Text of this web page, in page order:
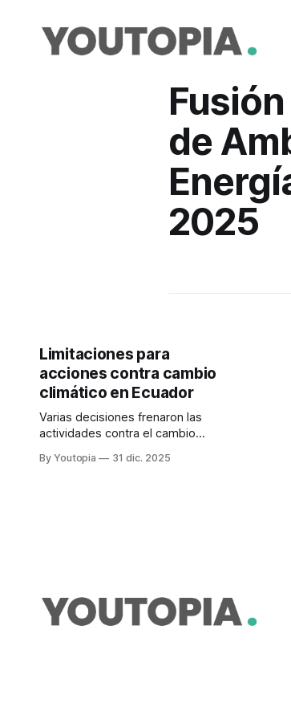
de
2025
Limitaciones para
acciones contra cambio
climático en Ecuador
Varias decisiones frenaron las
actividades contra el cambio
ecosistemas. Una de ellas fue la
By Youtopia 31 dic. 2025